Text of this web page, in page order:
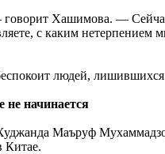
Хашимова. —
с каким
людей,
не начинается
Маъруф
Китае.